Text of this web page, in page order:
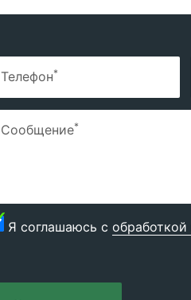
Телефон*
Сообщение*
Я соглашаюсь с